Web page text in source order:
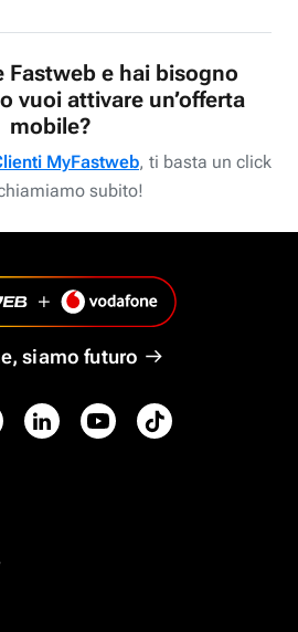
Fastweb e hai bisogno
vuoi attivare un’offerta
mobile?
MyFastweb, ti basta un click
subito!
siamo futuro